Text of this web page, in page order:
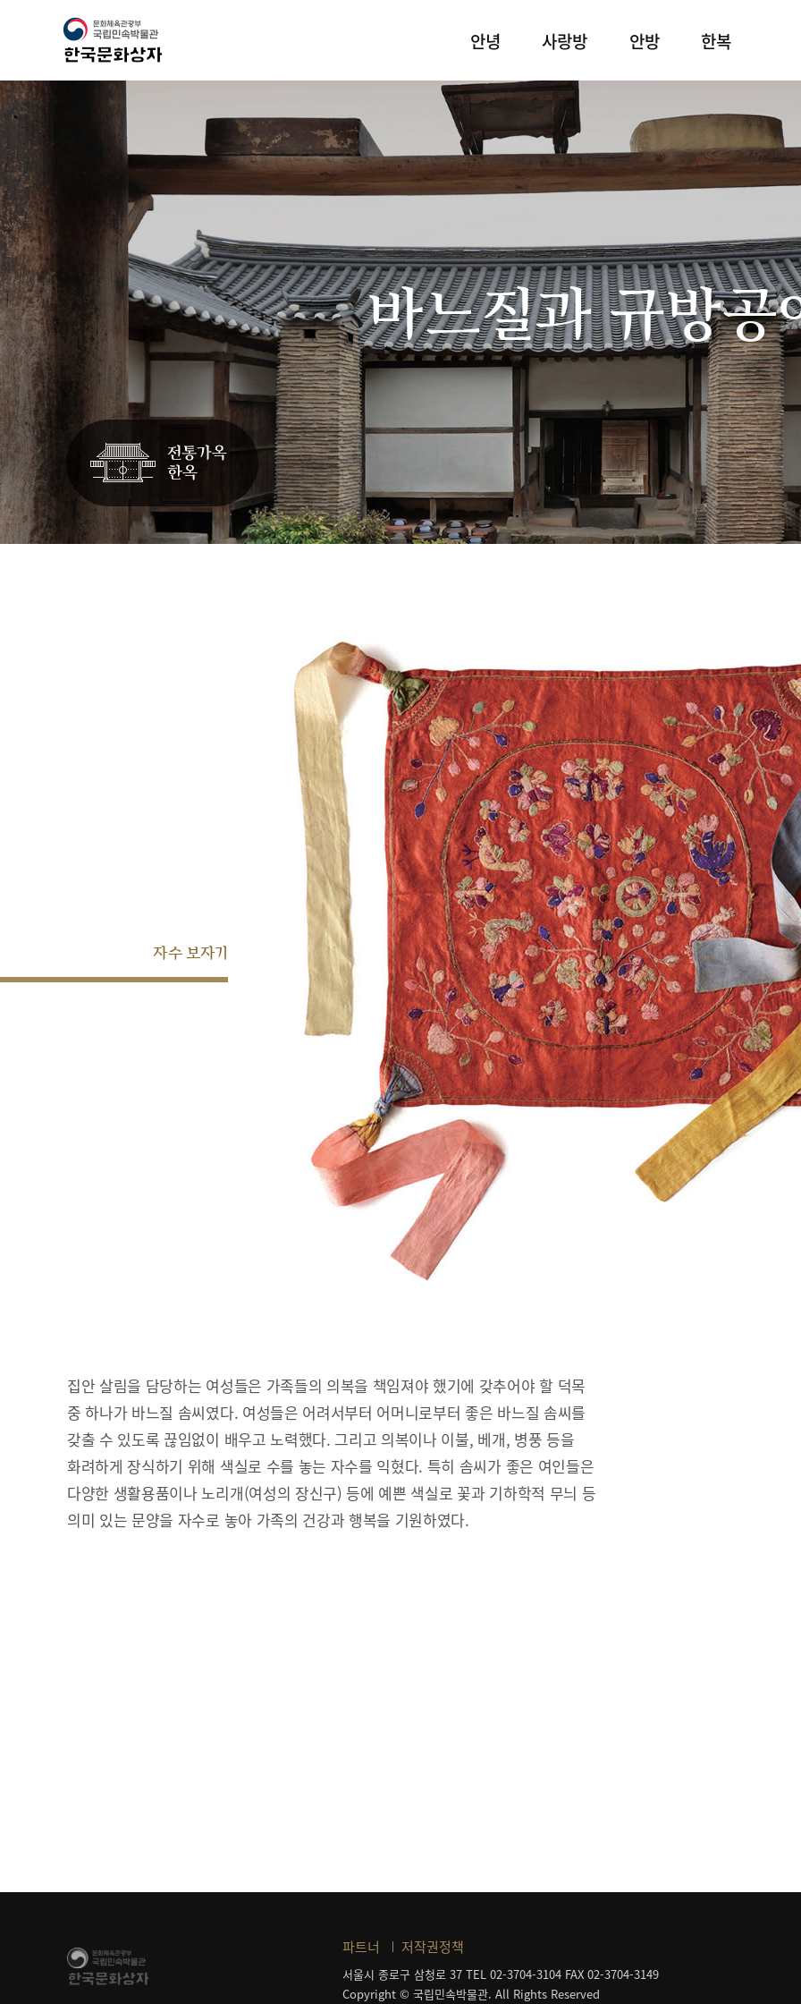
안녕 사랑방 안방 한복
바느질과 규방공
자수 보자기
집안 살림을 담당하는 여성들은 가족들의 의복을 책임져야 했기에 갖추어야 할 덕목
중 하나가 바느질 솜씨였다. 여성들은 어려서부터 어머니로부터 좋은 바느질 솜씨를
갖출 수 있도록 끊임없이 배우고 노력했다. 그리고 의복이나 이불, 베개, 병풍 등을
화려하게 장식하기 위해 색실로 수를 놓는 자수를 익혔다. 특히 솜씨가 좋은 여인들은
다양한 생활용품이나 노리개(여성의 장신구) 등에 예쁜 색실로 꽃과 기하학적 무늬 등
의미 있는 문양을 자수로 놓아 가족의 건강과 행복을 기원하였다.
파트너 저작권정책
서울시 종로구 삼청로 37 TEL 02-3704-3104 FAX 02-3704-3149
Copyright © 국립민속박물관. All Rights Reserved